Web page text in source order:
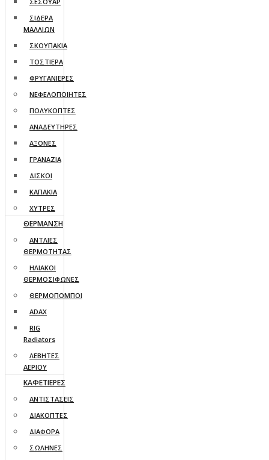
ΣΙΔΕΡΑ
ΜΑΛΛΙΩΝ
ΣΚΟΥΠΑΚΙΑ
ΤΟΣΤΙΕΡΑ
ΦΡΥΓΑΝΙΕΡΕΣ
ΝΕΦΕΛΟΠΟΙΗΤΕΣ
ΠΟΛΥΚΟΠΤΕΣ
ΑΝΑΔΕΥΤΗΡΕΣ
ΑΞΟΝΕΣ
ΓΡΑΝΑΖΙΑ
ΔΙΣΚΟΙ
ΚΑΠΑΚΙΑ
ΧΥΤΡΕΣ
ΘΕΡΜΑΝΣΗ
ΑΝΤΛΙΕΣ
ΘΕΡΜΟΤΗΤΑΣ
ΗΛΙΑΚΟΙ
ΘΕΡΜΟΣΙΦΩΝΕΣ
ΘΕΡΜΟΠΟΜΠΟΙ
ADAX
RIG
Radiators
ΛΕΒΗΤΕΣ
ΑΕΡΙΟΥ
ΚΑΦΕΤΙΕΡΕΣ
ΑΝΤΙΣΤΑΣΕΙΣ
ΔΙΑΚΟΠΤΕΣ
ΔΙΑΦΟΡΑ
ΣΩΛΗΝΕΣ